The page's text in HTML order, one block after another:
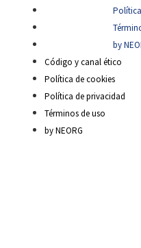
by
Código y canal ético
Política de cookies
Política de privacidad
Términos de uso
by NEORG